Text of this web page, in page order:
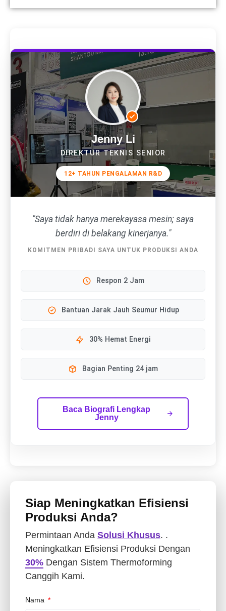
Jenny Li
DIREKTUR TEKNIS SENIOR
12+ TAHUN PENGALAMAN R&D
"Saya tidak hanya merekayasa mesin; saya
berdiri di belakang kinerjanya."
KOMITMEN PRIBADI SAYA UNTUK PRODUKSI ANDA
Respon 2 Jam
Bantuan Jarak Jauh Seumur Hidup
30% Hemat Energi
Bagian Penting 24 jam
Baca Biografi Lengkap
Jenny
Siap Meningkatkan Efisiensi
Produksi Anda?
Permintaan Anda Solusi Khusus. .
Meningkatkan Efisiensi Produksi Dengan
30% Dengan Sistem Thermoforming
Canggih Kami.
Nama